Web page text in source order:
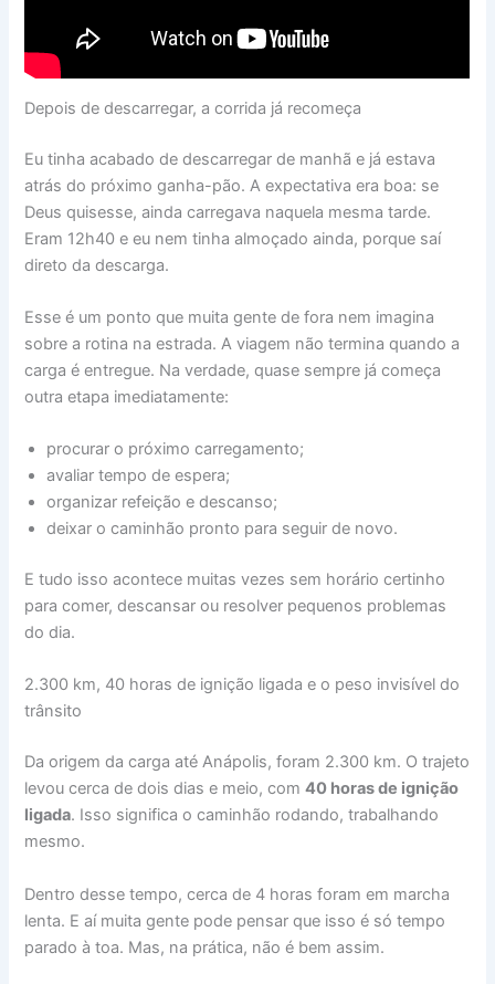
Depois de descarregar, a corrida já recomeça
Eu tinha acabado de descarregar de manhã e já estava
atrás do próximo ganha-pão. A expectativa era boa: se
Deus quisesse, ainda carregava naquela mesma tarde.
Eram 12h40 e eu nem tinha almoçado ainda, porque saí
direto da descarga.
Esse é um ponto que muita gente de fora nem imagina
sobre a rotina na estrada. A viagem não termina quando a
carga é entregue. Na verdade, quase sempre já começa
outra etapa imediatamente:
procurar o próximo carregamento;
avaliar tempo de espera;
organizar refeição e descanso;
deixar o caminhão pronto para seguir de novo.
E tudo isso acontece muitas vezes sem horário certinho
para comer, descansar ou resolver pequenos problemas
do dia.
2.300 km, 40 horas de ignição ligada e o peso invisível do
trânsito
Da origem da carga até Anápolis, foram 2.300 km. O trajeto
levou cerca de dois dias e meio, com40 horas de ignição
ligada. Isso significa o caminhão rodando, trabalhando
mesmo.
Dentro desse tempo, cerca de 4 horas foram em marcha
lenta. E aí muita gente pode pensar que isso é só tempo
parado à toa. Mas, na prática, não é bem assim.